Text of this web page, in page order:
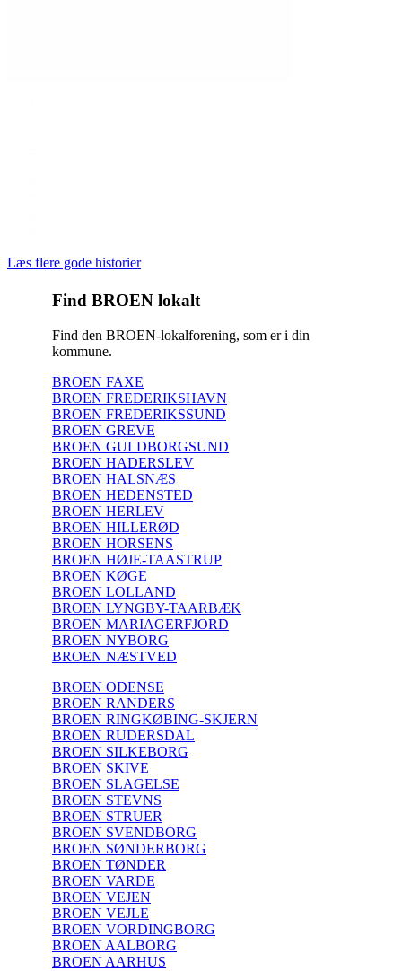
Læs flere gode historier
Find BROEN lokalt
Find den BROEN-lokalforening, som er i din
kommune.
BROEN FAXE
BROEN FREDERIKSHAVN
BROEN FREDERIKSSUND
BROEN GREVE
BROEN GULDBORGSUND
BROEN HADERSLEV
BROEN HALSNÆS
BROEN HEDENSTED
BROEN HERLEV
BROEN HILLERØD
BROEN HORSENS
BROEN HØJE-TAASTRUP
BROEN KØGE
BROEN LOLLAND
BROEN LYNGBY-TAARBÆK
BROEN MARIAGERFJORD
BROEN NYBORG
BROEN NÆSTVED
BROEN ODENSE
BROEN RANDERS
BROEN RINGKØBING-SKJERN
BROEN RUDERSDAL
BROEN SILKEBORG
BROEN SKIVE
BROEN SLAGELSE
BROEN STEVNS
BROEN STRUER
BROEN SVENDBORG
BROEN SØNDERBORG
BROEN TØNDER
BROEN VARDE
BROEN VEJEN
BROEN VEJLE
BROEN VORDINGBORG
BROEN AALBORG
BROEN AARHUS